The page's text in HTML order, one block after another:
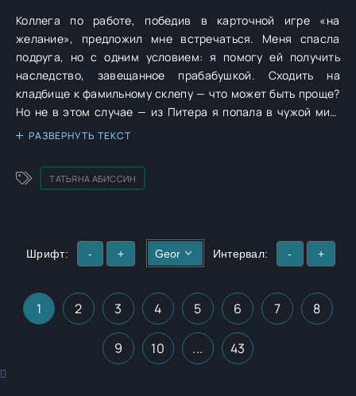
Коллега по работе, победив в карточной игре «на
желание», предложил мне встречаться. Меня спасла
подруга, но с одним условием: я помогу ей получить
наследство, завещанное прабабушкой. Сходить на
кладбище к фамильному склепу — что может быть проще?
Но не в этом случае — из Питера я попала в чужой мир,
где существует магия. А мужчина, который мне
девушкой! Удастся ли мне его завоевать?
РАЗВЕРНУТЬ ТЕКСТ
ТАТЬЯНА АБИССИН
Шрифт: - + Интервал: - +
1 2 3 4 5 6 7 8
9 10 ... 43